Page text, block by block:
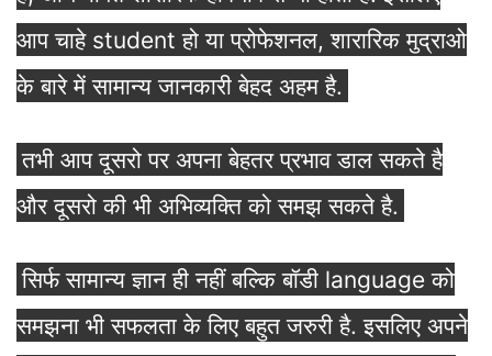
आप चाहे student हो या प्रोफेशनल, शारारिक मुद्राओ
के बारे में सामान्य जानकारी बेहद अहम है.
तभी आप दूसरो पर अपना बेहतर प्रभाव डाल सकते है
और दूसरो की भी अभिव्यक्ति को समझ सकते है.
सिर्फ सामान्य ज्ञान ही नहीं बल्कि बॉडी language को
समझना भी सफलता के लिए बहुत जरुरी है. इसलिए अपने